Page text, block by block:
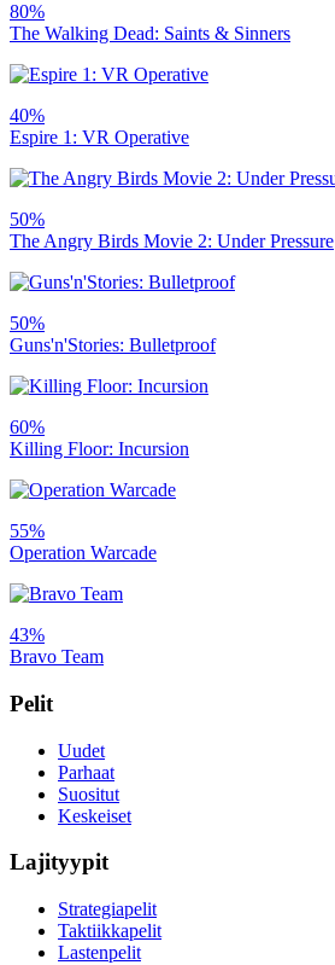
80%
The Walking Dead: Saints & Sinners
40%
Espire 1: VR Operative
50%
The Angry Birds Movie 2: Under Pressure
50%
Guns'n'Stories: Bulletproof
60%
Killing Floor: Incursion
55%
Operation Warcade
43%
Bravo Team
Pelit
Uudet
Parhaat
Suositut
Keskeiset
Lajityypit
Strategiapelit
Taktiikkapelit
Lastenpelit